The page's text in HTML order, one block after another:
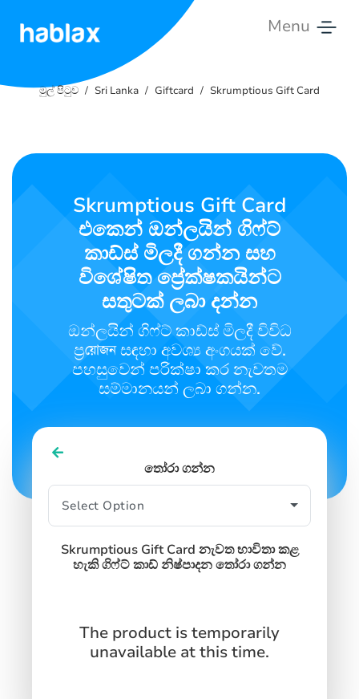
Menu
සේවා
SIGN IN SIGN UP
මුල් පිටුව Sri Lanka Giftcard Skrumptious Gift Card
Skrumptious Gift Card
එකෙන් ඔන්ලයින් ගිෆ්ට්
කාඩ්ස් මිලදී ගන්න සහ
විශේෂිත ප්‍රේක්ෂකයින්ට
සතුටක් ලබා දන්න
ඔන්ලයින් ගිෆ්ට් කාඩ්ස් මිලදී විවිධ
ප්‍රয়োজন සඳහා අවශ්‍ය අංගයක් වේ.
පහසුවෙන් පරික්ෂා කර නැවතම
සම්මානයන් ලබා ගන්න.
තෝරා ගන්න
Skrumptious Gift Card නැවත භාවිතා කළ
හැකි ගිෆ්ට් කාඩ් නිෂ්පාදන තෝරා ගන්න
The product is temporarily
unavailable at this time.